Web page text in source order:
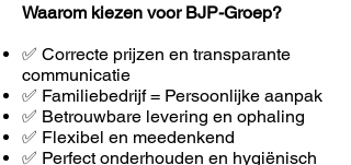
Waarom kiezen voor BJP-Groep?
✅ Correcte prijzen en transparante
communicatie
✅ Familiebedrijf = Persoonlijke aanpak
✅ Betrouwbare levering en ophaling
✅ Flexibel en meedenkend
✅ Perfect onderhouden en hygiënisch